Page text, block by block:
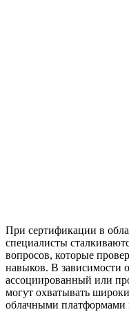
При сертификации в
специалисты
вопросов, которые
навыков. В зависимости
ассоциированный или
могут охватывать
облачными платформами